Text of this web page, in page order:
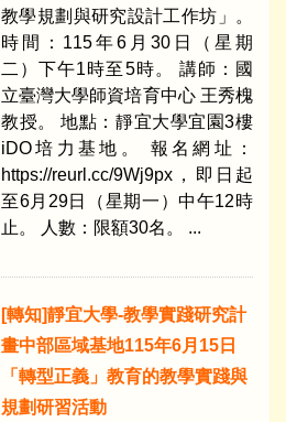
教學規劃與研究設計工作坊」。
時間：115年6月30日（星期
二）下午1時至5時。 講師：國
立臺灣大學師資培育中心 王秀槐
教授。 地點：靜宜大學宜園3樓
iDO培力基地。 報名網址：
https://reurl.cc/9Wj9px，即日起
至6月29日（星期一）中午12時
止。 人數：限額30名。 ...
​[轉知]靜宜大學-教學實踐研究計
畫中部區域基地115年6月15日
「轉型正義」教育的教學實踐與
規劃研習活動